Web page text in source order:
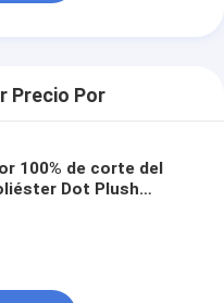
Precio Por
100% de corte del
Dot Plush